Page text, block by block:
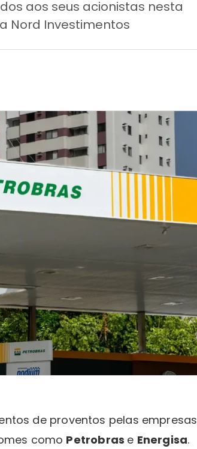
aos seus acionistas nesta
Nord Investimentos
de proventos pelas empresas
como Petrobras e Energisa.